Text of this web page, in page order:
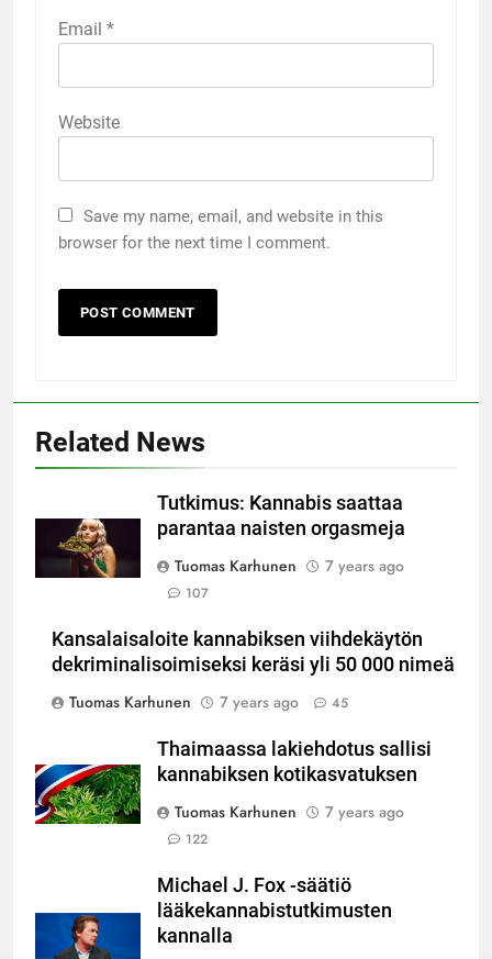
Email *
Website
Save my name, email, and website in this
browser for the next time I comment.
Related News
Tutkimus: Kannabis saattaa
parantaa naisten orgasmeja
Tuomas Karhunen
7 years ago
107
Kansalaisaloite kannabiksen viihdekäytön
dekriminalisoimiseksi keräsi yli 50 000 nimeä
Tuomas Karhunen
7 years ago 45
Thaimaassa lakiehdotus sallisi
kannabiksen kotikasvatuksen
Tuomas Karhunen
7 years ago
122
Michael J. Fox -säätiö
lääkekannabistutkimusten
kannalla